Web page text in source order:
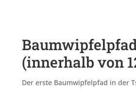
(innerhalb von
Der erste Baumwipfelpfad in der